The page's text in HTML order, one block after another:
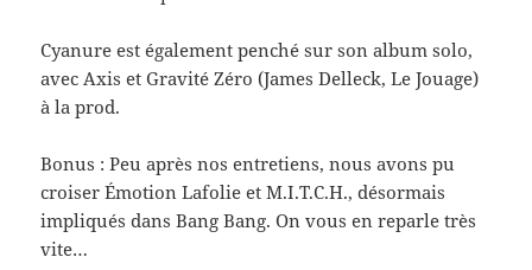
Cya­nure est égale­ment penché sur son album solo,
avec Axis et Grav­ité Zéro (James Del­leck, Le Jouage)
à la prod.
Bonus : Peu après nos entre­tiens, nous avons pu
croiser Émo­tion Lafolie et M.I.T.C.H., désor­mais
impliqués dans Bang Bang. On vous en reparle très
vite…